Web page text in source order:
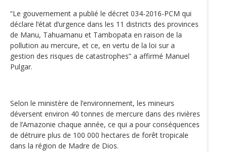
“Le gouvernement a publié le décret 034-2016-PCM qui
déclare l‘état d’urgence dans les 11 districts des provinces
de Manu, Tahuamanu et Tambopata en raison de la
pollution au mercure, et ce, en vertu de la loi sur a
gestion des risques de catastrophes” a affirmé Manuel
Pulgar.
Selon le ministère de l’environnement, les mineurs
déversent environ 40 tonnes de mercure dans des rivières
de l’Amazonie chaque année, ce qui a pour conséquences
de détruire plus de 100 000 hectares de forêt tropicale
dans la région de Madre de Dios.